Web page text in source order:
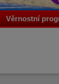
Věrnostní